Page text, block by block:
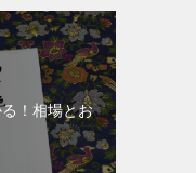
！相場とお